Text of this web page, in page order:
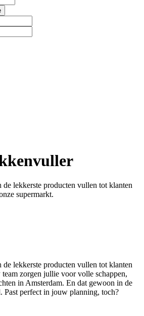
lekkerste producten vullen tot klanten
supermarkt.
lekkerste producten vullen tot klanten
zorgen jullie voor volle schappen,
in Amsterdam. En dat gewoon in de
Past perfect in jouw planning, toch?